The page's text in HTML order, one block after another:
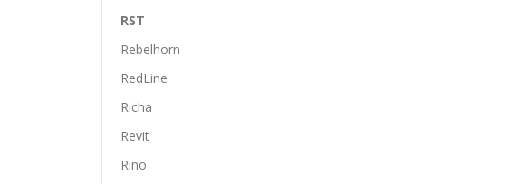
RST
Rebelhorn
RedLine
Richa
Revit
Rino